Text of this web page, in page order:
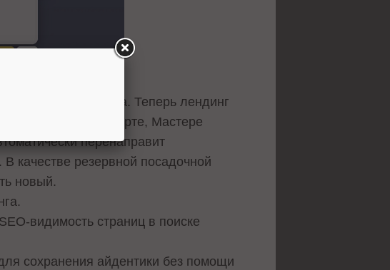
интернета. Теперь лендинг
в Простом старте, Мастере
перенаправит
качестве резервной посадочной
новый.
видимость страниц в поиске
сохранения айдентики без помощи